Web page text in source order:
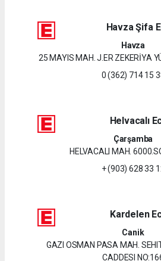
Havza Şifa
Havza
25 MAYIS MAH. J.ER ZEKERİYA
0 (362) 714 15
Helvacalı
Çarşamba
HELVACALI MAH.
+ (903) 628 33
Kardelen
Canik
GAZI OSMAN PASA MAH.
CADDESI